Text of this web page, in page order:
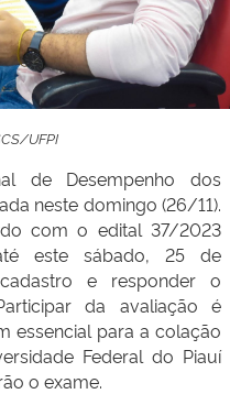
UFPI
de Desempenho dos
neste domingo (26/11).
com o edital 37/2023
este sábado, 25 de
e responder o
da avaliação é
essencial para a colação
Federal do Piauí
o exame.